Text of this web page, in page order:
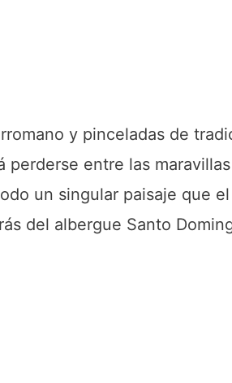
y pinceladas de
entre las
un singular paisaje que
del albergue Santo